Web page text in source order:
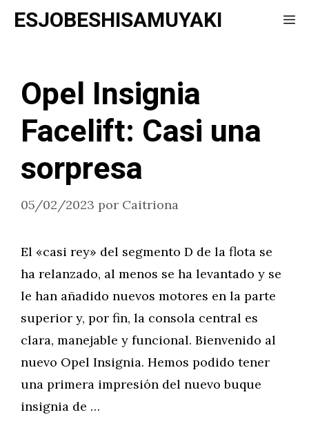
Saltar
ESJOBESHISAMUYAKI
Opel Insignia
Facelift: Casi una
sorpresa
05/02/2023 por Caitriona
El «casi rey» del segmento D de la flota se
ha relanzado, al menos se ha levantado y se
le han añadido nuevos motores en la parte
superior y, por fin, la consola central es
clara, manejable y funcional. Bienvenido al
nuevo Opel Insignia. Hemos podido tener
una primera impresión del nuevo buque
insignia de …